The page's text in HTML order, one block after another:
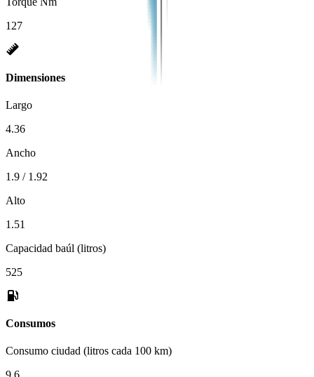
127
Dimensiones
Largo
4.36
Ancho
1.9 / 1.92
Alto
1.51
Capacidad baúl (litros)
525
Consumos
Consumo ciudad (litros cada 100 km)